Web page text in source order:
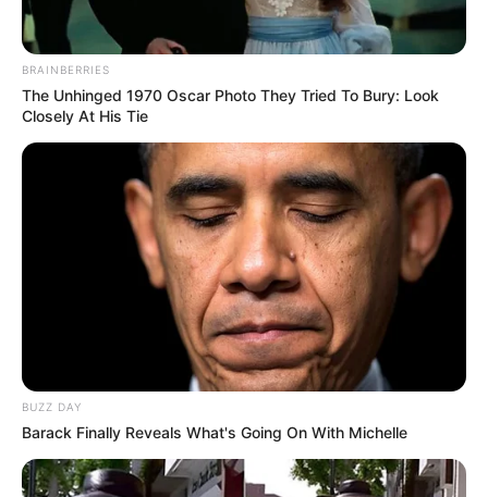
BRAINBERRIES
The Unhinged 1970 Oscar Photo They Tried To Bury: Look
Closely At His Tie
BUZZ DAY
Barack Finally Reveals What's Going On With Michelle